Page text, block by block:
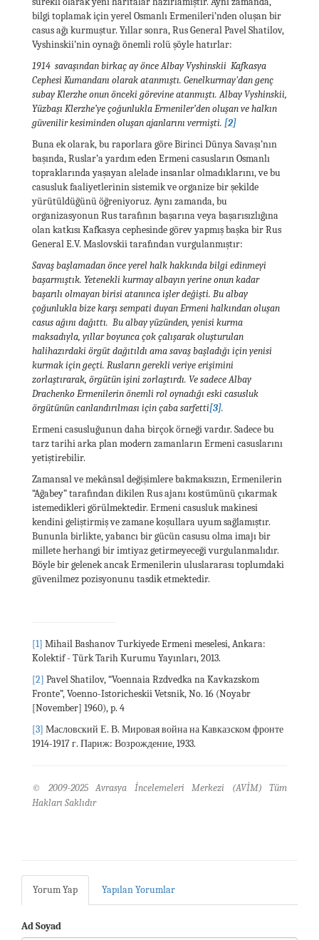
bilgi toplamak için yerel Osmanlı Ermenileri’nden oluşan bir
casus ağı kurmuştur. Yıllar sonra, Rus General Pavel Shatilov,
Vyshinskii’nin oynağı önemli rolü şöyle hatırlar:
1914 savaşından birkaç ay önce Albay Vyshinskii Kafkasya
Cephesi Kumandanı olarak atanmıştı. Genelkurmay'dan genç
subay Klerzhe onun önceki görevine atanmıştı. Albay Vyshinskii,
Yüzbaşı Klerzhe’ye çoğunlukla Ermeniler’den oluşan ve halkın
güvenilir kesiminden oluşan ajanlarını vermişti. [2]
Buna ek olarak, bu raporlara göre Birinci Dünya Savaşı’nın
başında, Ruslar’a yardım eden Ermeni casusların Osmanlı
topraklarında yaşayan alelade insanlar olmadıklarını, ve bu
casusluk faaliyetlerinin sistemik ve organize bir şekilde
yürütüldüğünü öğreniyoruz. Aynı zamanda, bu
organizasyonun Rus tarafının başarına veya başarısızlığına
olan katkısı Kafkasya cephesinde görev yapmış başka bir Rus
General E.V. Maslovskii tarafından vurgulanmıştır:
Savaş başlamadan önce yerel halk hakkında bilgi edinmeyi
başarmıştık. Yetenekli kurmay albayın yerine onun kadar
başarılı olmayan birisi atanınca işler değişti. Bu albay
çoğunlukla bize karşı sempati duyan Ermeni halkından oluşan
casus ağını dağıttı. Bu albay yüzünden, yenisi kurma
maksadıyla, yıllar boyunca çok çalışarak oluşturulan
halihazırdaki örgüt dağıtıldı ama savaş başladığı için yenisi
kurmak için geçti. Rusların gerekli veriye erişimini
zorlaştırarak, örgütün işini zorlaştırdı. Ve sadece Albay
Drachenko Ermenilerin önemli rol oynadığı eski casusluk
örgütünün canlandırılması için çaba sarfetti[3].
Ermeni casusluğunun daha birçok örneği vardır. Sadece bu
tarz tarihi arka plan modern zamanların Ermeni casuslarını
yetiştirebilir.
Zamansal ve mekânsal değişimlere bakmaksızın, Ermenilerin
“Ağabey” tarafından dikilen Rus ajanı kostümünü çıkarmak
istemedikleri görülmektedir. Ermeni casusluk makinesi
kendini geliştirmiş ve zamane koşullara uyum sağlamıştır.
Bununla birlikte, yabancı bir gücün casusu olma imajı bir
millete herhangi bir imtiyaz getirmeyeceği vurgulanmalıdır.
Böyle bir gelenek ancak Ermenilerin uluslararası toplumdaki
güvenilmez pozisyonunu tasdik etmektedir.
[1] Mihail Bashanov Turkiyede Ermeni meselesi, Ankara:
Kolektif - Türk Tarih Kurumu Yayınları, 2013.
[2] Pavel Shatilov, “Voennaia Rzdvedka na Kavkazskom
Fronte”, Voenno-Istoricheskii Vetsnik, No. 16 (Noyabr
[November] 1960), p. 4
[3] Масловский Е. В. Мировая война на Кавказском фронте
1914-1917 г. Париж: Возрождение, 1933.
© 2009-2025 Avrasya İncelemeleri Merkezi (AVİM) Tüm
Hakları Saklıdır
Yorum Yap Yapılan Yorumlar
Ad Soyad